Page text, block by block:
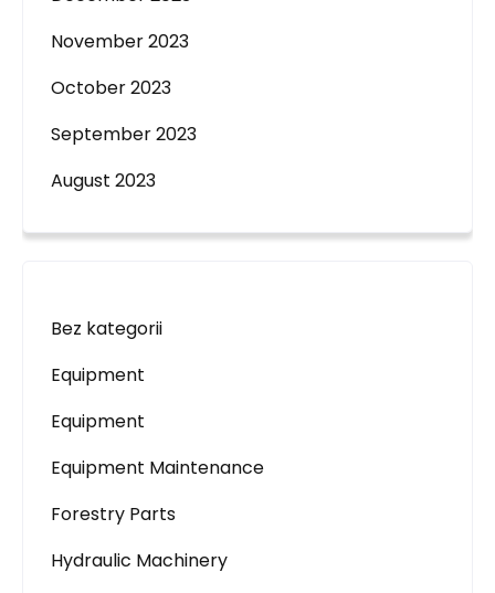
November 2023
October 2023
September 2023
August 2023
Bez kategorii
Equipment
Equipment
Equipment Maintenance
Forestry Parts
Hydraulic Machinery